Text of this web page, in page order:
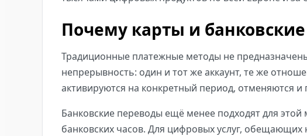
Почему карты и
Традиционные платежные методы не
непрерывность: один и тот же аккаунт, те же
активируются на конкретный период, отменяются
Банковские переводы ещё менее подходят для
банковских часов. Для цифровых услуг,